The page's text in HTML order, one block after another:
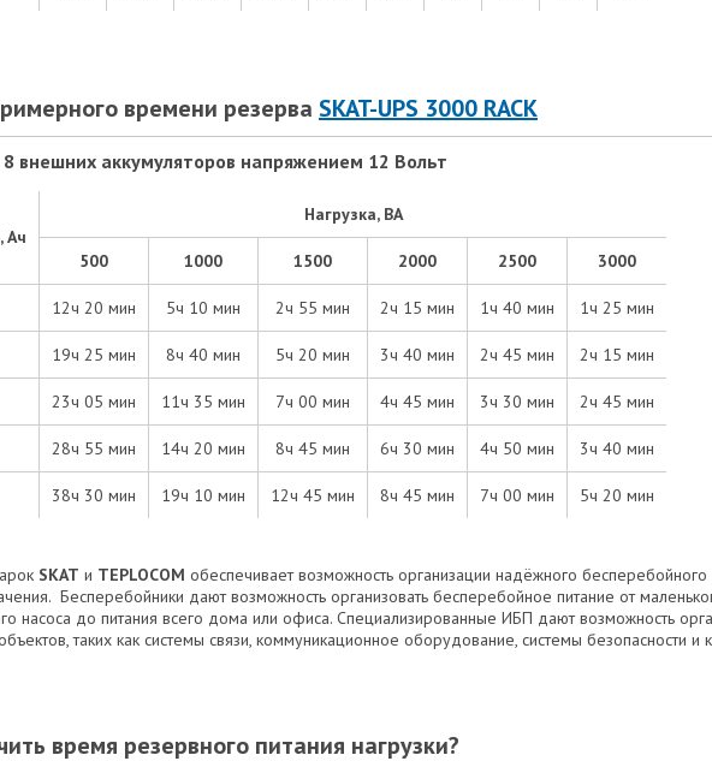
времени резерва SKAT-UPS 3000 RACK
внешних аккумуляторов напряжением 12 Вольт
Ач
Нагрузка, ВА
500 1000 1500 2000 2500 3000
12ч 20 мин 5ч 10 мин 2ч 55 мин 2ч 15 мин 1ч 40 мин 1ч 25 мин
19ч 25 мин 8ч 40 мин 5ч 20 мин 3ч 40 мин 2ч 45 мин 2ч 15 мин
23ч 05 мин 11ч 35 мин 7ч 00 мин 4ч 45 мин 3ч 30 мин 2ч 45 мин
28ч 55 мин 14ч 20 мин 8ч 45 мин 6ч 30 мин 4ч 50 мин 3ч 40 мин
38ч 30 мин 19ч 10 мин 12ч 45 мин 8ч 45 мин 7ч 00 мин 5ч 20 мин
SKAT и TEPLOCOM обеспечивает возможность организации надёжного бесперебойного
Бесперебойники дают возможность организовать бесперебойное питание от
насоса до питания всего дома или офиса. Специализированные ИБП дают возможность
таких как системы связи, коммуникационное оборудование, системы безопасности и
время резервного питания нагрузки?